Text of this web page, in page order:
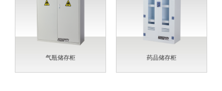
气瓶储存柜 药品储存柜